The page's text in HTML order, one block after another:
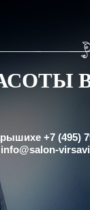
+7 (495)